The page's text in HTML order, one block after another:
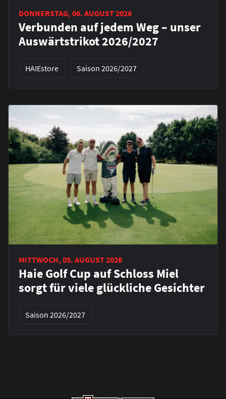
DONNERSTAG, 06. AUGUST 2026
Verbunden auf jedem Weg – unser
Auswärtstrikot 2026/2027
HAIEstore Saison 2026/2027
MITTWOCH, 05. AUGUST 2026
Haie Golf Cup auf Schloss Miel
sorgt für viele glückliche Gesichter
Saison 2026/2027